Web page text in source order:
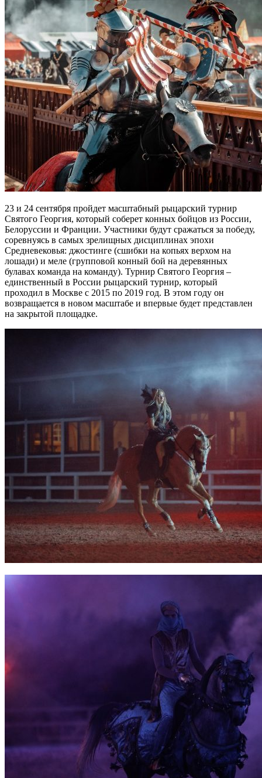
23 и 24 сентября пройдет масштабный рыцарский турнир
Святого Георгия, который соберет конных бойцов из России,
Белоруссии и Франции. Участники будут сражаться за победу,
соревнуясь в самых зрелищных дисциплинах эпохи
Средневековья: джостинге (сшибки на копьях верхом на
лошади) и меле (групповой конный бой на деревянных
булавах команда на команду). Турнир Святого Георгия –
единственный в России рыцарский турнир, который
проходил в Москве с 2015 по 2019 год. В этом году он
возвращается в новом масштабе и впервые будет представлен
на закрытой площадке.